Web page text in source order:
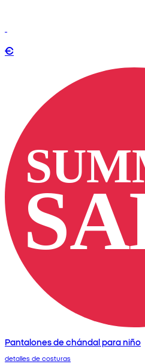
€
Pantalones de chándal para niño
detalles de costuras